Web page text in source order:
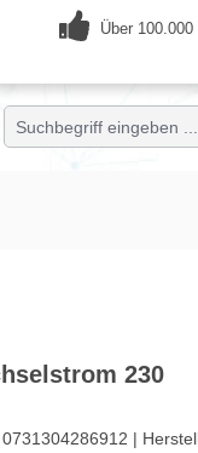
Über
230
0731304286912 |